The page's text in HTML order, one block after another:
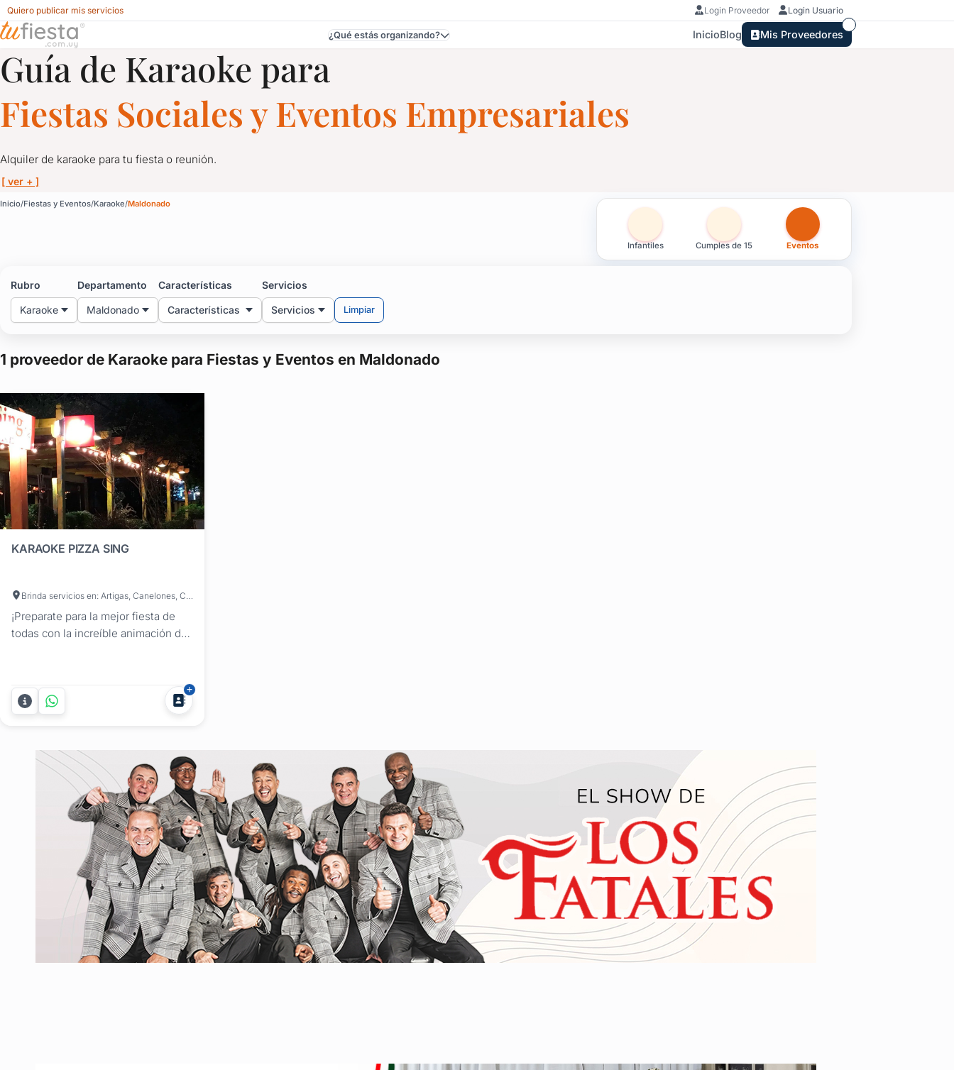
Quiero publicar mis servicios Login Proveedor Login Usuario
Karaoke para Fiestas y Eventos en Maldonado
¿Qué estás organizando? InicioBlog Mis Proveedores
Guía de Karaoke para
Fiestas Sociales y Eventos Empresariales
Alquiler de karaoke para tu fiesta o reunión.
[ ver + ]
Inicio Fiestas y Eventos Karaoke Maldonado
Infantiles Cumples de 15 Eventos
Rubro
Karaoke
Departamento
Maldonado
Características
Características
Servicios
Servicios Limpiar
1 proveedor de Karaoke para Fiestas y Eventos en Maldonado
KARAOKE PIZZA SING
Brinda servicios en: Artigas, Canelones, Colonia, Durazno, Flores, Florida, Paysandú, Río Negro, Rivera, Rocha, Salto, San José, Soriano, Tacuarembó, Treinta y Tres, Cerro Largo, Lavalleja, Maldonado, Montevideo
¡Preparate para la mejor fiesta de
todas con la increíble animación de
rincón de Uruguay donde se celebre
tu Fiesta, Despedida de Año o
Evento, nosotros estamos ahí para
experiencia inolvidable con el...
Karaoke para Fiestas y Eventos en Maldonado
Y a cualquier momento: fiestas infantiles, empresariales, despedidas, aniversarios.
Todos nos divertimos con el karaoke y aquí tenés la opción de contratarlo para tu evento. ¡A cantar!